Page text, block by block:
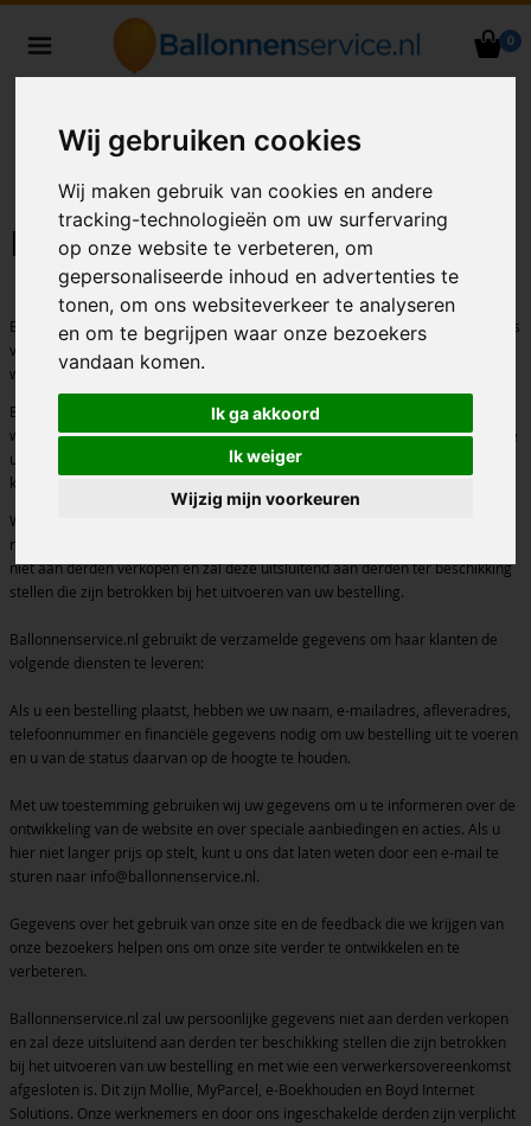
Wij gebruiken cookies
Wij maken gebruik van cookies en andere
tracking-technologieën om uw surfervaring
op onze website te verbeteren, om
gepersonaliseerde inhoud en advertenties te
tonen, om ons websiteverkeer te analyseren
en om te begrijpen waar onze bezoekers
vandaan komen.
Ik ga akkoord
Ik weiger
Wijzig mijn voorkeuren
0
Nederland
Privacyverklaring
Ballonnenservice.nl gevestigd aan Legmeerdijk 327 F, 1431 GB te Aalsmeer is
verantwoordelijk voor de verwerking van persoonsgegevens zoals
weergegeven in deze privacyverklaring.
Ballonnenservice.nl respecteert de privacy van alle gebruikers van haar
website en draagt er zorg voor dat de persoonlijke en zakelijke informatie die
u ons verschaft vertrouwelijk wordt behandeld. Heeft u hier vragen over dan
kunt u een e-mail sturen naar info@ballonnenservice.nl.
Wij gebruiken uw gegevens om de bestellingen zo snel en gemakkelijk
mogelijk te laten verlopen. Ballonnenservice.nl zal uw persoonlijke gegevens
niet aan derden verkopen en zal deze uitsluitend aan derden ter beschikking
stellen die zijn betrokken bij het uitvoeren van uw bestelling.
Ballonnenservice.nl gebruikt de verzamelde gegevens om haar klanten de
volgende diensten te leveren:
Als u een bestelling plaatst, hebben we uw naam, e-mailadres, afleveradres,
telefoonnummer en financiële gegevens nodig om uw bestelling uit te voeren
en u van de status daarvan op de hoogte te houden.
Met uw toestemming gebruiken wij uw gegevens om u te informeren over de
ontwikkeling van de website en over speciale aanbiedingen en acties. Als u
hier niet langer prijs op stelt, kunt u ons dat laten weten door een e-mail te
sturen naar info@ballonnenservice.nl.
Gegevens over het gebruik van onze site en de feedback die we krijgen van
onze bezoekers helpen ons om onze site verder te ontwikkelen en te
verbeteren.
Ballonnenservice.nl zal uw persoonlijke gegevens niet aan derden verkopen
en zal deze uitsluitend aan derden ter beschikking stellen die zijn betrokken
bij het uitvoeren van uw bestelling en met wie een verwerkersovereenkomst
afgesloten is. Dit zijn Mollie, MyParcel, e-Boekhouden en Boyd Internet
Solutions. Onze werknemers en door ons ingeschakelde derden zijn verplicht